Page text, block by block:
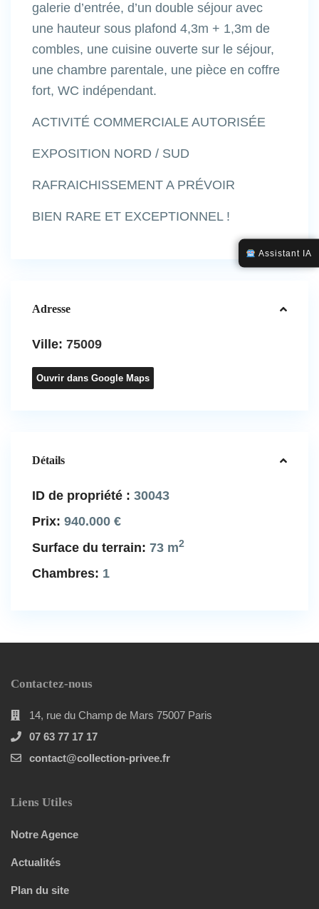
galerie d’entrée, d’un double séjour avec
une hauteur sous plafond 4,3m + 1,3m de
combles, une cuisine ouverte sur le séjour,
une chambre parentale, une pièce en coffre
fort, WC indépendant.
ACTIVITÉ COMMERCIALE AUTORISÉE
EXPOSITION NORD / SUD
RAFRAICHISSEMENT A PRÉVOIR
BIEN RARE ET EXCEPTIONNEL !
Adresse
Ville: 75009
Ouvrir dans Google Maps
Détails
ID de propriété : 30043
Prix: 940.000 €
Surface du terrain: 73 m2
Chambres: 1
Contactez-nous
14, rue du Champ de Mars 75007 Paris
07 63 77 17 17
contact@collection-privee.fr
Liens Utiles
Notre Agence
Actualités
Plan du site
Assistant IA